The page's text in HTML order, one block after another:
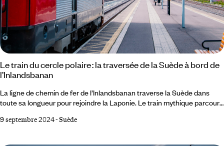
Le train du cercle polaire : la traversée de la Suède à bord de
l’Inlandsbanan
La ligne de chemin de fer de l’Inlandsbanan traverse la Suède dans
toute sa longueur pour rejoindre la Laponie. Le train mythique parcourt
fendant des paysages parmi les plus photogéniques du continent
polaire. Le voyageur qui accepte de prendre son temps y vit le
9 septembre 2024-Suède